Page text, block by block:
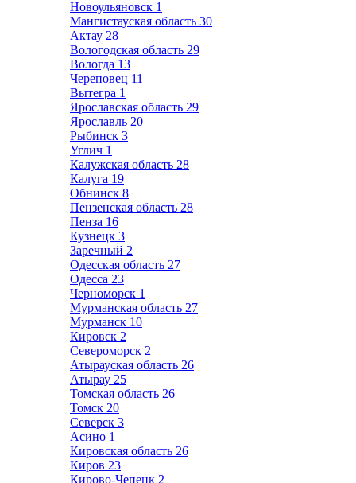
Новоульяновск 1
Мангистауская область 30
Актау 28
Вологодская область 29
Вологда 13
Череповец 11
Вытегра 1
Ярославская область 29
Ярославль 20
Рыбинск 3
Углич 1
Калужская область 28
Калуга 19
Обнинск 8
Пензенская область 28
Пенза 16
Кузнецк 3
Заречный 2
Одесская область 27
Одесса 23
Черноморск 1
Мурманская область 27
Мурманск 10
Кировск 2
Североморск 2
Атырауская область 26
Атырау 25
Томская область 26
Томск 20
Северск 3
Асино 1
Кировская область 26
Киров 23
Кирово-Чепецк 2